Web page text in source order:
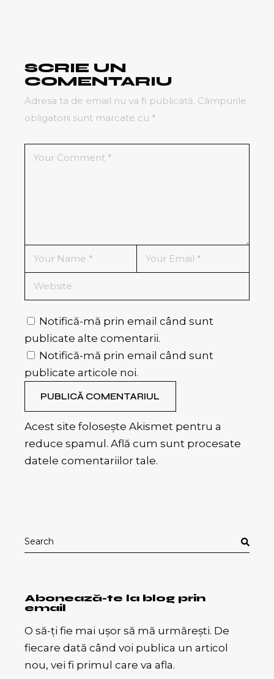
SCRIE UN
COMENTARIU
Adresa ta de email nu va fi publicată. Câmpurile
obligatorii sunt marcate cu *
Notifică-mă prin email când sunt
publicate alte comentarii.
Notifică-mă prin email când sunt
publicate articole noi.
PUBLICĂ COMENTARIUL
Acest site folosește Akismet pentru a
reduce spamul.Află cum sunt procesate
datele comentariilor tale.
Search
for:
Abonează-te la blog prin
email
O să-ți fie mai ușor să mă urmărești. De
fiecare dată când voi publica un articol
nou, vei fi primul care va afla.